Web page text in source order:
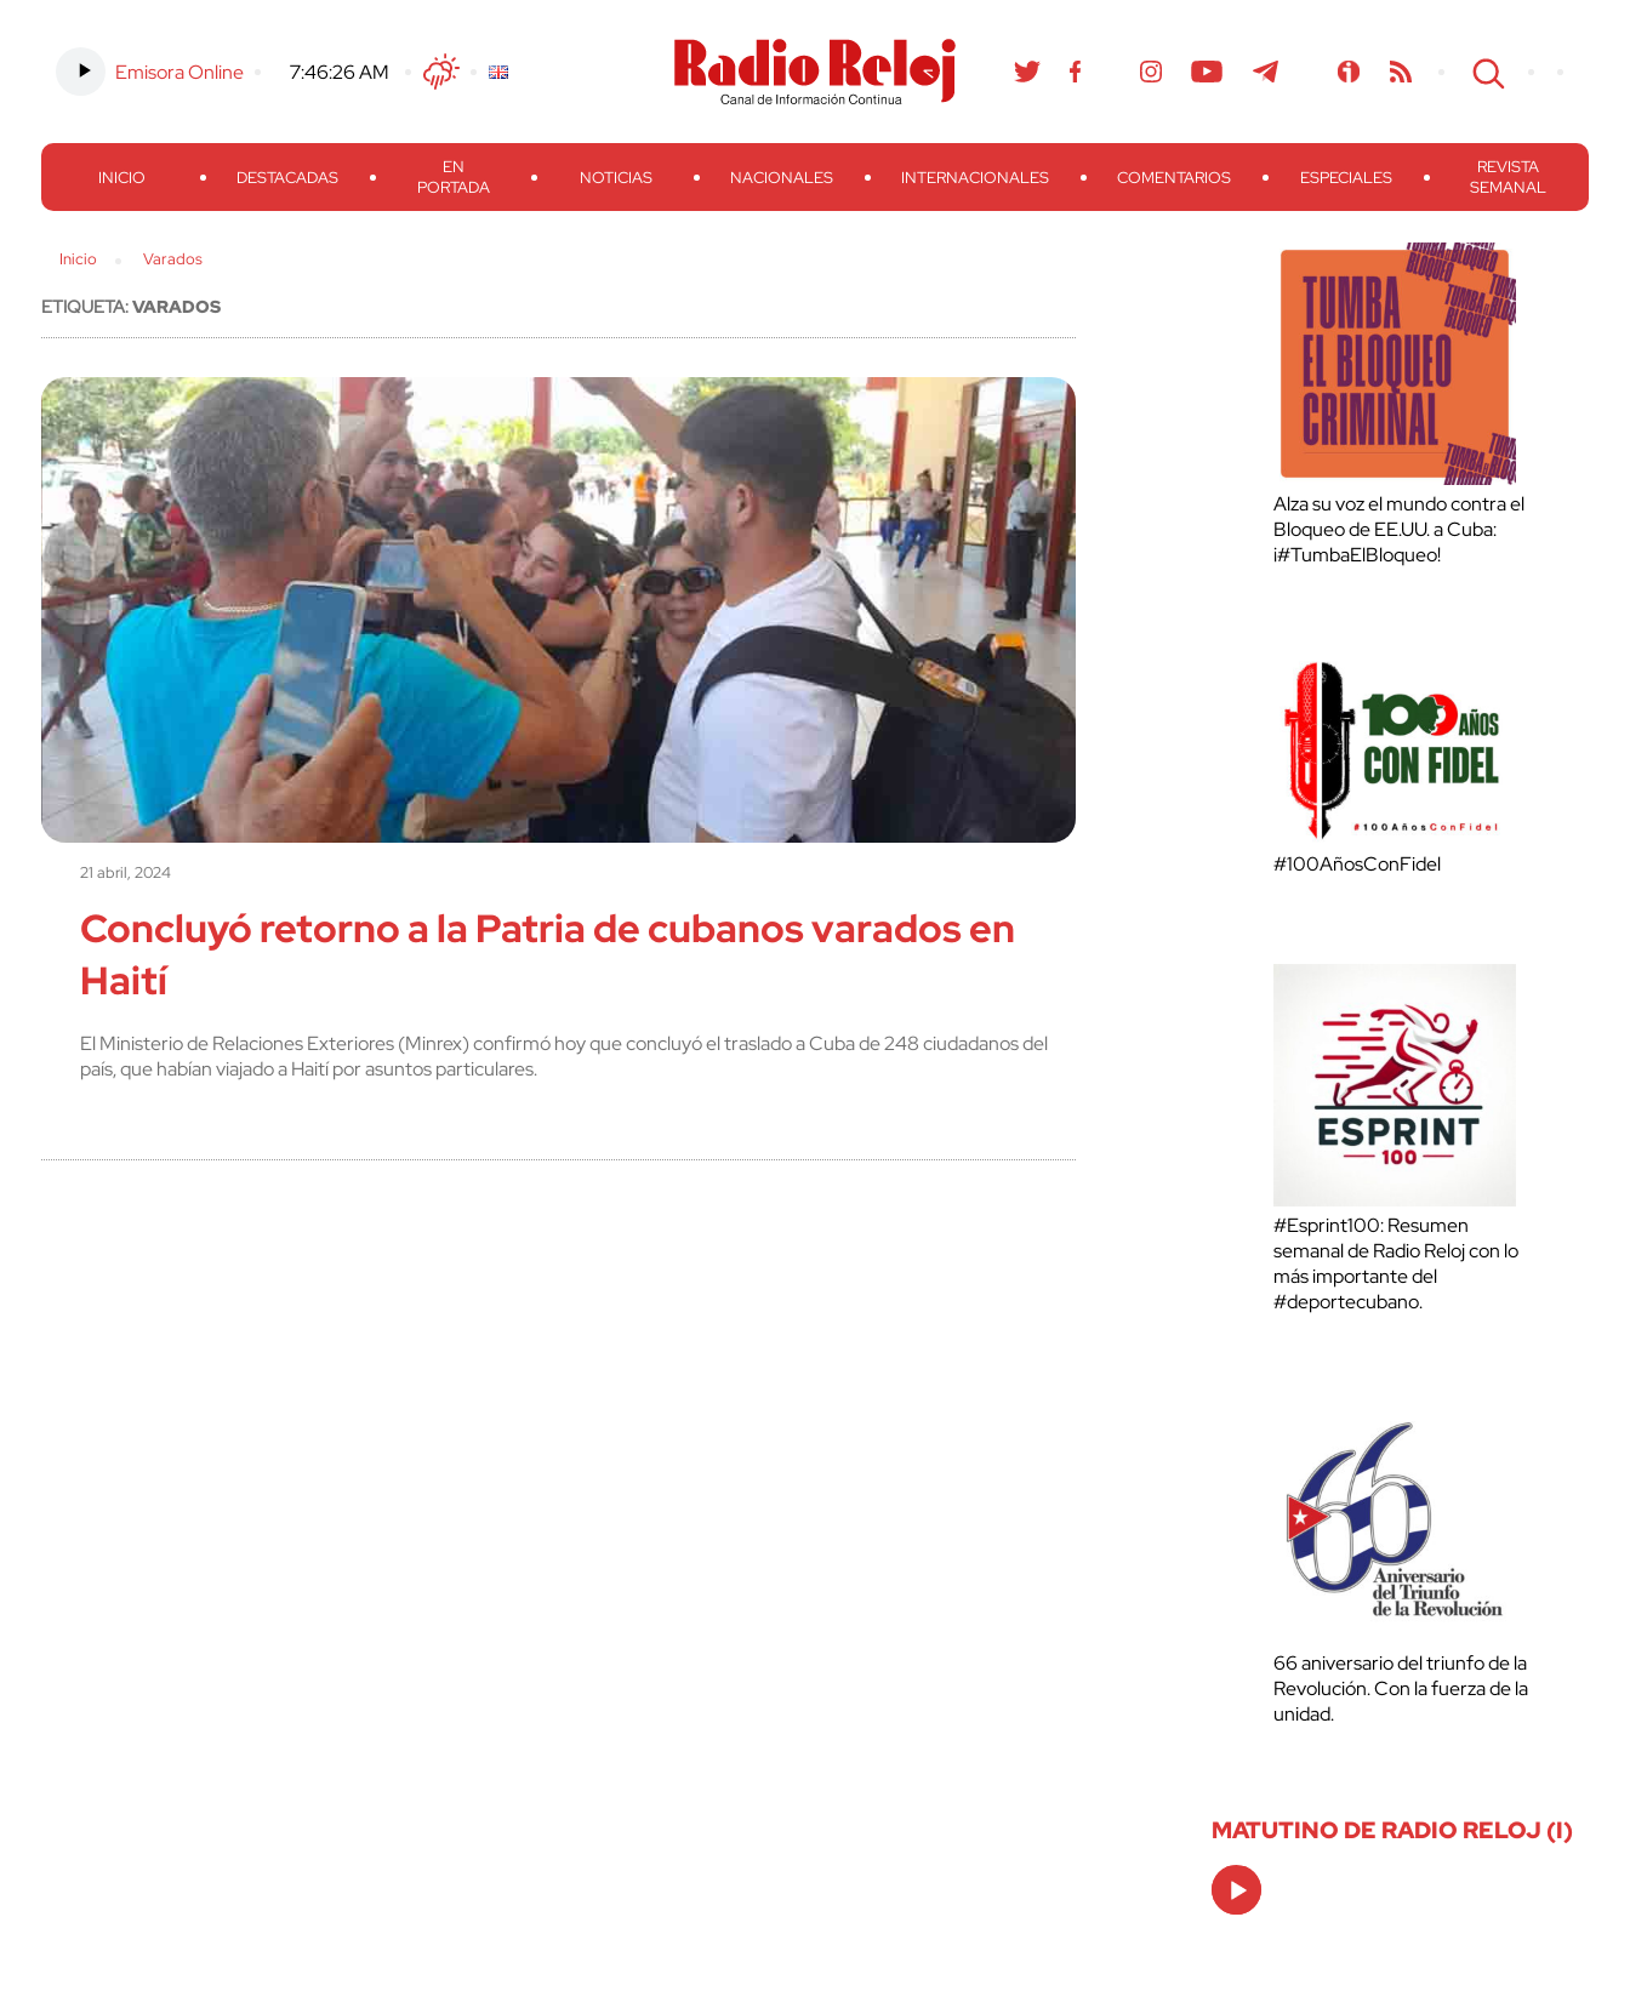
Emisora Online -7:46:27 AM TwitterFacebook
Threads
Instagram TelegramTeveo Ivoox RSS Search
INICIO DESTACADAS
EN
PORTADA
NOTICIAS NACIONALES INTERNACIONALES COMENTARIOS ESPECIALES
REVISTA
SEMANAL
Inicio Varados
ETIQUETA:VARADOS
21 abril, 2024
Concluyó retorno a la Patria de cubanos varados en
Haití
El Ministerio de Relaciones Exteriores (Minrex) confirmó hoy que concluyó el traslado a Cuba de 248 ciudadanos del
país, que habían viajado a Haití por asuntos particulares.
Alza su voz el mundo contra el
Bloqueo de EE.UU. a Cuba:
¡#TumbaElBloqueo!
#100AñosConFidel
#Esprint100: Resumen
semanal de Radio Reloj con lo
más importante del
#deportecubano.
66 aniversario del triunfo de la
Revolución. Con la fuerza de la
unidad.
MATUTINO DE RADIO RELOJ (I)
Audio
Player